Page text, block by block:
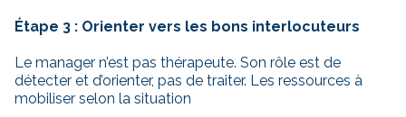
Étape 3 : Orienter vers les bons interlocuteurs
Le manager n’est pas thérapeute. Son rôle est de
détecter et d’orienter, pas de traiter. Les ressources à
mobiliser selon la situation